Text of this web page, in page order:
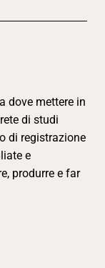
dove mettere in
di studi
di registrazione
e
produrre e far